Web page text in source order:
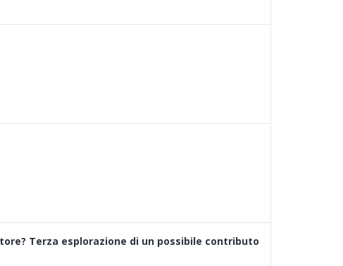
Terza esplorazione di un possibile contributo